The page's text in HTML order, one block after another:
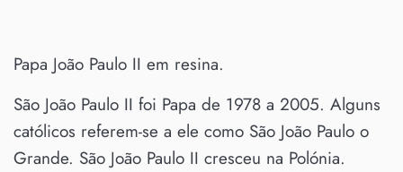
Papa João Paulo II em resina.
São João Paulo II foi Papa de 1978 a 2005. Alguns
católicos referem-se a ele como São João Paulo o
Grande. São João Paulo II cresceu na Polónia.